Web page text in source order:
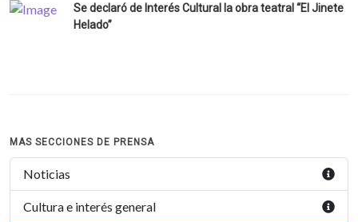
Se declaró de Interés Cultural la obra teatral “El Jinete
Helado”
MAS SECCIONES DE PRENSA
Noticias
Cultura e interés general